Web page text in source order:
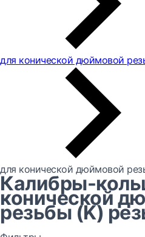
для конической дюймовой
для конической дюймовой
Калибры-
конической
резьбы (K)